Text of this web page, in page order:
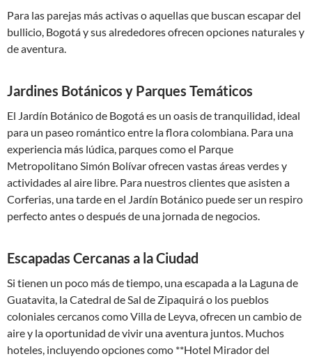
Para las parejas más activas o aquellas que buscan escapar del
bullicio, Bogotá y sus alrededores ofrecen opciones naturales y
de aventura.
Jardines Botánicos y Parques Temáticos
El Jardín Botánico de Bogotá es un oasis de tranquilidad, ideal
para un paseo romántico entre la flora colombiana. Para una
experiencia más lúdica, parques como el Parque
Metropolitano Simón Bolívar ofrecen vastas áreas verdes y
actividades al aire libre. Para nuestros clientes que asisten a
Corferias, una tarde en el Jardín Botánico puede ser un respiro
perfecto antes o después de una jornada de negocios.
Escapadas Cercanas a la Ciudad
Si tienen un poco más de tiempo, una escapada a la Laguna de
Guatavita, la Catedral de Sal de Zipaquirá o los pueblos
coloniales cercanos como Villa de Leyva, ofrecen un cambio de
aire y la oportunidad de vivir una aventura juntos. Muchos
hoteles, incluyendo opciones como **Hotel Mirador del